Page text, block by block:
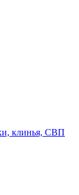
клинья, СВП